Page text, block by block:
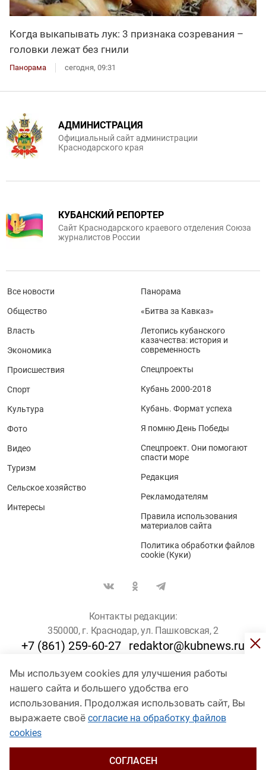
Когда выкапывать лук: 3 признака созревания –
головки лежат без гнили
Панорама сегодня, 09:31
Мы используем cookies для улучшения работы
нашего сайта и большего удобства его
использования. Продолжая использовать сайт, Вы
выражаете своё согласие на обработку файлов
cookies
СОГЛАСЕН
АДМИНИСТРАЦИЯ
Официальный сайт администрации
Краснодарского края
КУБАНСКИЙ РЕПОРТЕР
Сайт Краснодарского краевого отделения Союза
журналистов России
Все новости
Общество
Власть
Экономика
Происшествия
Спорт
Культура
Фото
Видео
Туризм
Сельское хозяйство
Интересы
Панорама
«Битва за Кавказ»
Летопись кубанского
казачества: история и
современность
Спецпроекты
Кубань 2000-2018
Кубань. Формат успеха
Я помню День Победы
Спецпроект. Они помогают
спасти море
Редакция
Рекламодателям
Правила использования
материалов сайта
Политика обработки файлов
cookie (Куки)
Контакты редакции:
350000, г. Краснодар, ул. Пашковская, 2
+7 (861) 259-60-27 redaktor@kubnews.ru
Для пользователей старше 16 лет
© Кубанские Новости, 2017
Сетевое издание «kubnews» зарегистрировано Федеральной
службой по надзору в сфере связи, информационных технологий
и массовых коммуникаций (Роскомнадзор). Регистрационный
Пашковская, 2). Главный редактор – Филиппов О. Ю.